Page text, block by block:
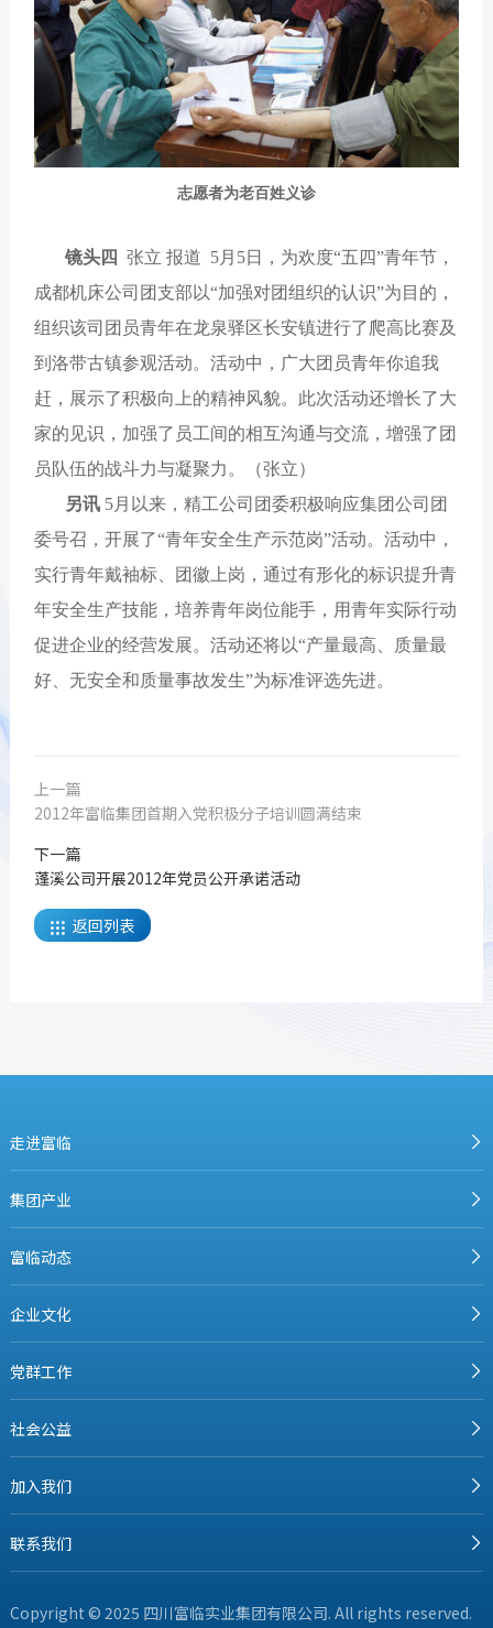
志愿者为老百姓义诊
镜头四 张立 报道 5月5日，为欢度“五四”青年节，
成都机床公司团支部以“加强对团组织的认识”为目的，
组织该司团员青年在龙泉驿区长安镇进行了爬高比赛及
到洛带古镇参观活动。活动中，广大团员青年你追我
赶，展示了积极向上的精神风貌。此次活动还增长了大
家的见识，加强了员工间的相互沟通与交流，增强了团
员队伍的战斗力与凝聚力。（张立）
另讯 5月以来，精工公司团委积极响应集团公司团
委号召，开展了“青年安全生产示范岗”活动。活动中，
实行青年戴袖标、团徽上岗，通过有形化的标识提升青
年安全生产技能，培养青年岗位能手，用青年实际行动
促进企业的经营发展。活动还将以“产量最高、质量最
好、无安全和质量事故发生”为标准评选先进。
上一篇
2012年富临集团首期入党积极分子培训圆满结束
下一篇
蓬溪公司开展2012年党员公开承诺活动
 返回列表
走进富临
集团产业
富临动态
企业文化
党群工作
社会公益
加入我们
联系我们
Copyright © 2025 四川富临实业集团有限公司. All rights reserved.